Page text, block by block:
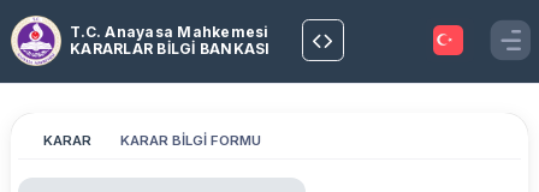
T.C. Anayasa Mahkemesi
KARARLAR BİLGİ BANKASI
KARAR KARAR BİLGİ FORMU